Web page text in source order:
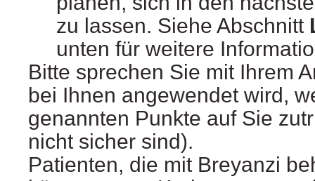
zu lassen. Siehe Abschnitt
unten für weitere
Bitte sprechen Sie mit Ihrem
bei Ihnen angewendet wird,
genannten Punkte auf Sie
nicht sicher sind).
Patienten, die mit Breyanzi